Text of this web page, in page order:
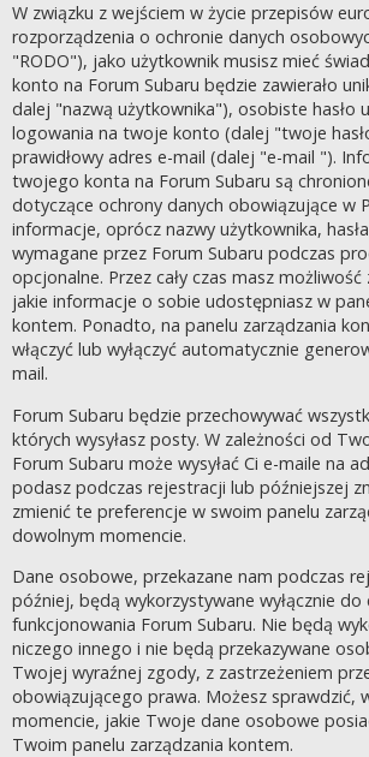
W związku z wejściem w życie przepisów
rozporządzenia o ochronie danych
"RODO"), jako użytkownik musisz mieć
konto na Forum Subaru będzie zawierało
dalej "nazwą użytkownika"), osobiste hasło
logowania na twoje konto (dalej "twoje
prawidłowy adres e-mail (dalej "e-mail ").
twojego konta na Forum Subaru są
dotyczące ochrony danych obowiązujące w
informacje, oprócz nazwy użytkownika,
wymagane przez Forum Subaru podczas
opcjonalne. Przez cały czas masz
jakie informacje o sobie udostępniasz w
kontem. Ponadto, na panelu zarządzania
włączyć lub wyłączyć automatycznie
mail.
Forum Subaru będzie przechowywać
których wysyłasz posty. W zależności od
Forum Subaru może wysyłać Ci e-maile na
podasz podczas rejestracji lub późniejszej
zmienić te preferencje w swoim panelu
dowolnym momencie.
Dane osobowe, przekazane nam podczas
później, będą wykorzystywane wyłącznie do
funkcjonowania Forum Subaru. Nie będą
niczego innego i nie będą przekazywane
Twojej wyraźnej zgody, z zastrzeżeniem
obowiązującego prawa. Możesz sprawdzić,
momencie, jakie Twoje dane osobowe
Twoim panelu zarządzania kontem.